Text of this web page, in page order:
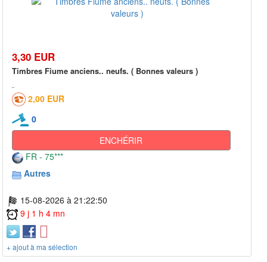
3,30 EUR
Timbres Fiume anciens.. neufs. ( Bonnes valeurs )
2,00 EUR
0
ENCHÉRIR
FR - 75***
Autres
15-08-2026 à 21:22:50
9 j 1 h 4 mn
+ ajout à ma sélection